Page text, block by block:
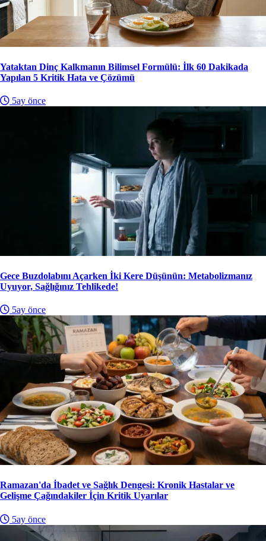
Yataktan Dinç Kalkmanın Bilimsel Formülü: İlk 60 Dakikada
Yapılan 5 Kritik Hata ve Çözümü
5ay önce
Gece Buzdolabını Açarken İki Kere Düşünün: Metabolizmanız
Uyuyor, Sağlığınız Tehlikede!
5ay önce
Ramazan'da İbadet ve Sağlık Dengesi: Kronik Hastalar ve
Gelişme Çağındakiler İçin Kritik Uyarılar
5ay önce